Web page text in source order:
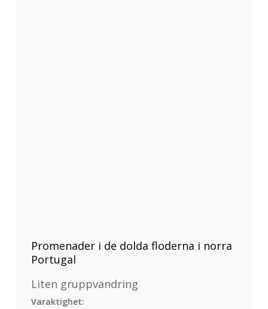
Promenader i de dolda floderna i norra
Portugal
Liten gruppvandring
Varaktighet: